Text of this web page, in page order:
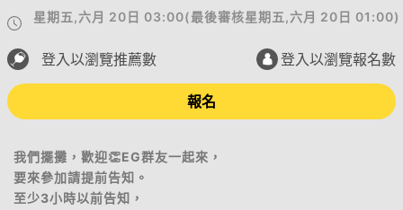
星期五,六月 20日 03:00(最後審核星期五,六月 20日 01:00)
登入以瀏覽推薦數 登入以瀏覽報名數
報名
我們擺攤，歡迎👏EG群友一起來，
要來參加請提前告知。
至少3小時以前告知，